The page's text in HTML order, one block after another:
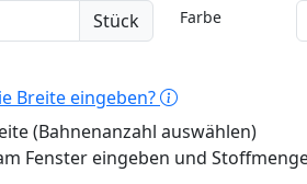
Stück Farbe
Breite eingeben?
(Bahnenanzahl auswählen)
Fenster eingeben und